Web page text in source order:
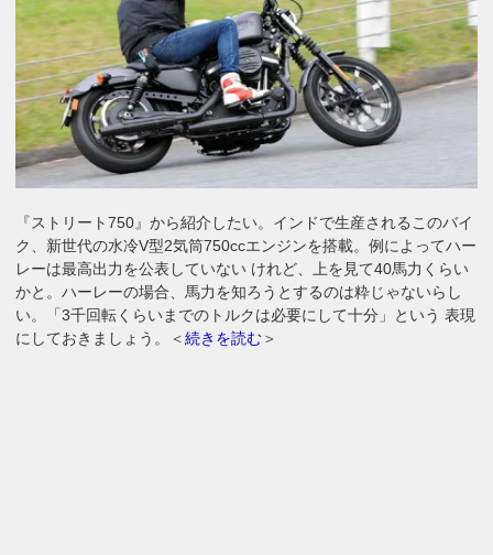
『ストリート750』から紹介したい。インドで生産されるこのバイ
ク、新世代の水冷V型2気筒750ccエンジンを搭載。例によってハー
レーは最高出力を公表していない けれど、上を見て40馬力くらい
かと。ハーレーの場合、馬力を知ろうとするのは粋じゃないらし
い。「3千回転くらいまでのトルクは必要にして十分」という 表現
にしておきましょう。＜続きを読む＞